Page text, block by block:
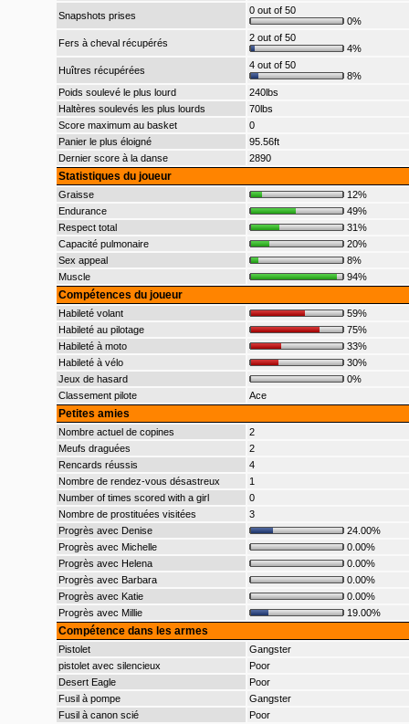
Snapshots prises
0 out of 50
0%
Fers à cheval récupérés
2 out of 50
4%
Huîtres récupérées
4 out of 50
8%
Poids soulevé le plus lourd
240lbs
Haltères soulevés les plus lourds
70lbs
Score maximum au basket
0
Panier le plus éloigné
95.56ft
Dernier score à la danse
2890
Statistiques du joueur
Graisse
12%
Endurance
49%
Respect total
31%
Capacité pulmonaire
20%
Sex appeal
8%
Muscle
94%
Compétences du joueur
Habileté volant
59%
Habileté au pilotage
75%
Habileté à moto
33%
Habileté à vélo
30%
Jeux de hasard
0%
Classement pilote
Ace
Petites amies
Nombre actuel de copines
2
Meufs draguées
2
Rencards réussis
4
Nombre de rendez-vous désastreux
1
Number of times scored with a girl
0
Nombre de prostituées visitées
3
Progrès avec Denise
24.00%
Progrès avec Michelle
0.00%
Progrès avec Helena
0.00%
Progrès avec Barbara
0.00%
Progrès avec Katie
0.00%
Progrès avec Millie
19.00%
Compétence dans les armes
Pistolet
Gangster
pistolet avec silencieux
Poor
Desert Eagle
Poor
Fusil à pompe
Gangster
Fusil à canon scié
Poor